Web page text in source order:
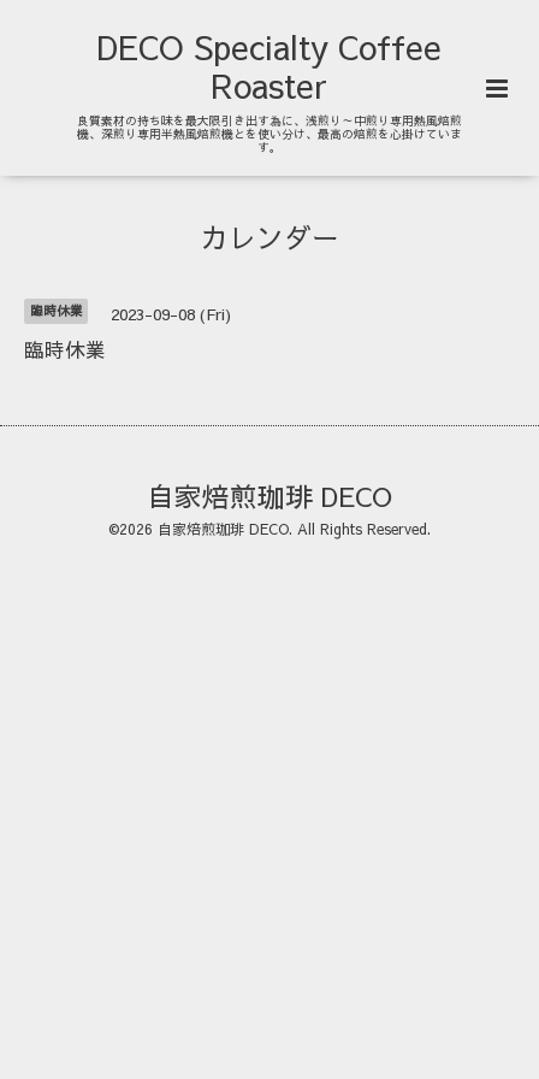
DECO Specialty Coffee
Roaster
良質素材の持ち味を最大限引き出す為に、浅煎り～中煎り専用熱風焙煎
機、深煎り専用半熱風焙煎機とを使い分け、最高の焙煎を心掛けていま
す。
カレンダー
臨時休業 2023-09-08 (Fri)
臨時休業
自家焙煎珈琲 DECO
©2026 自家焙煎珈琲 DECO. All Rights Reserved.